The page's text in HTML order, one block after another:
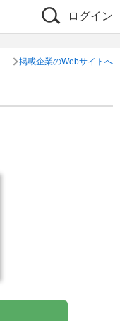
ログイン
掲載企業のWebサイトへ